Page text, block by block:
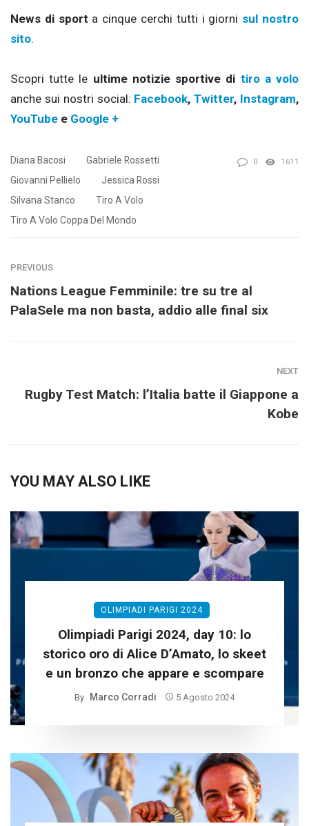
News di sport a cinque cerchi tutti i giorni sul nostro
sito.
Scopri tutte le ultime notizie sportive di tiro a volo
anche sui nostri social: Facebook,Twitter, Instagram,
YouTube e Google +
Diana Bacosi
Gabriele Rossetti
Giovanni Pellielo
Jessica Rossi
Silvana Stanco
Tiro A Volo
Tiro A Volo Coppa Del Mondo
0 1611
PREVIOUS
Nations League Femminile: tre su tre al
PalaSele ma non basta, addio alle final six
NEXT
Rugby Test Match: l’Italia batte il Giappone a
Kobe
YOU MAY ALSO LIKE
OLIMPIADI PARIGI 2024
Olimpiadi Parigi 2024, day 10: lo
storico oro di Alice D’Amato, lo skeet
e un bronzo che appare e scompare
By Marco Corradi 5 Agosto 2024